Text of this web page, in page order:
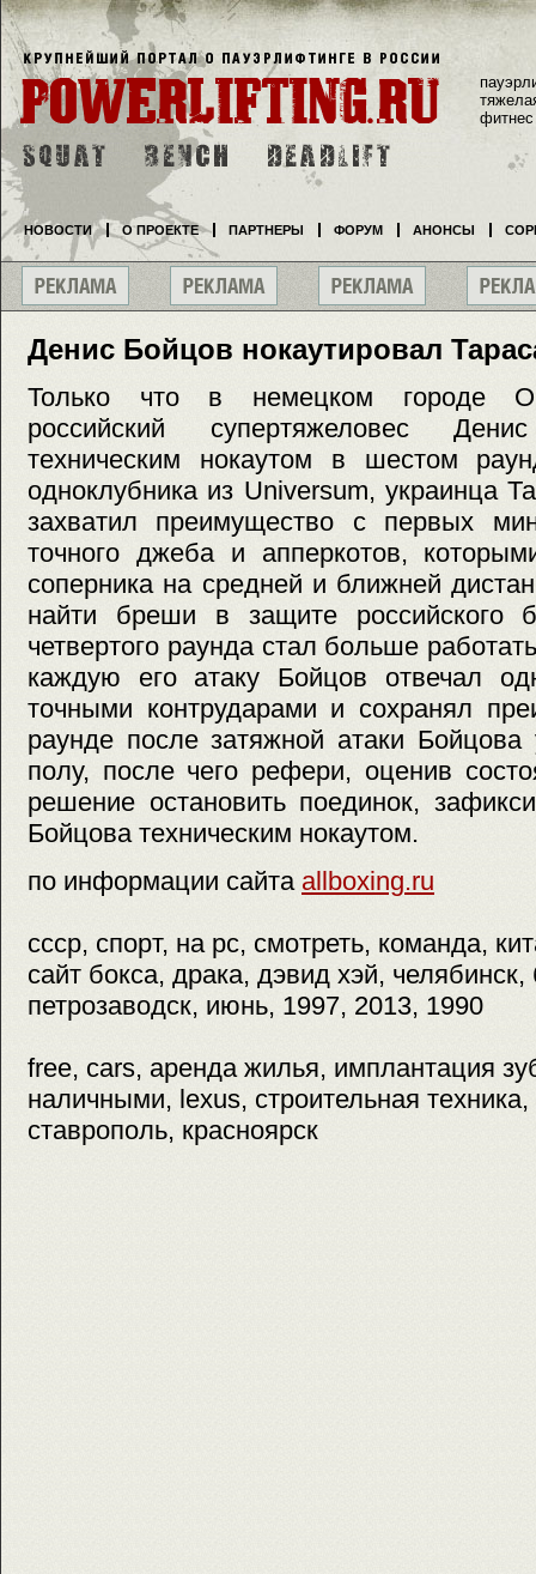
Денис Бойцов нокаутировал
Только что в немецком городе
российский супертяжеловес
техническим нокаутом в шестом
одноклубника из Universum, украинца
захватил преимущество с первых
точного джеба и апперкотов,
соперника на средней и ближней
найти бреши в защите российского
четвертого раунда стал больше
каждую его атаку Бойцов отвечал
точными контрударами и сохранял
раунде после затяжной атаки Бойцова
полу, после чего рефери, оценив
решение остановить поединок,
Бойцова техническим нокаутом.
по информации сайта allboxing.ru
ссср, спорт, на pc, смотреть, команда,
сайт бокса, драка, дэвид хэй, челябинск,
петрозаводск, июнь, 1997, 2013, 1990
free, cars, аренда жилья, имплантация
наличными, lexus, строительная
ставрополь, красноярск
фитнес
НОВОСТИ О ПРОЕКТЕ ПАРТНЕРЫ ФОРУМ АНОНСЫ